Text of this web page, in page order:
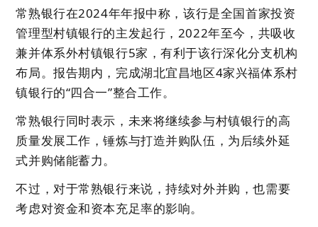
常熟银行在2024年年报中称，该行是全国首家投资
管理型村镇银行的主发起行，2022年至今，共吸收
兼并体系外村镇银行5家，有利于该行深化分支机构
布局。报告期内，完成湖北宜昌地区4家兴福体系村
镇银行的“四合一”整合工作。
常熟银行同时表示，未来将继续参与村镇银行的高
质量发展工作，锤炼与打造并购队伍，为后续外延
式并购储能蓄力。
不过，对于常熟银行来说，持续对外并购，也需要
考虑对资金和资本充足率的影响。